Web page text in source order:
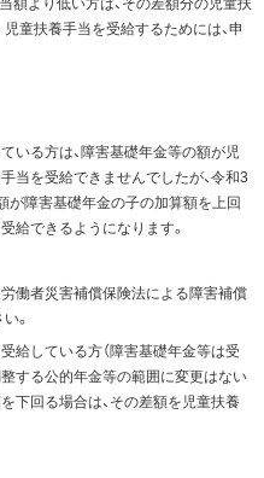
童扶養手当を受給するためには、申
いる方は、障害基礎年金等の額が児
当を受給できませんでしたが、令和3
が障害基礎年金の子の加算額を上回
給できるようになります。
労働者災害補償保険法による障害補償
。
給している方（障害基礎年金等は受
整する公的年金等の範囲に変更はない
下回る場合は、その差額を児童扶養